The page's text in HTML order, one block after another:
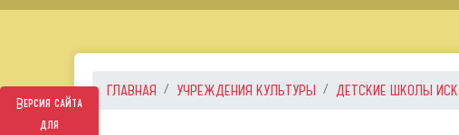
Версия сайта
для
ГЛАВНАЯ УЧРЕЖДЕНИЯ КУЛЬТУРЫ ДЕТСКИЕ ШКОЛЫ